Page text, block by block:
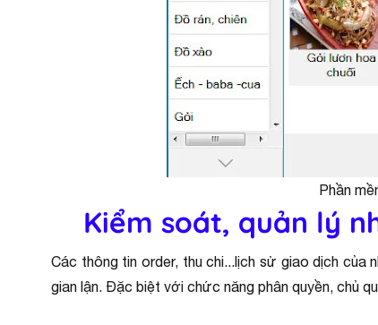
Phần
Kiểm soát, quản lý
Các thông tin order, thu chi...lịch sử giao dịch của
gian lận. Đặc biệt với chức năng phân quyền, chủ